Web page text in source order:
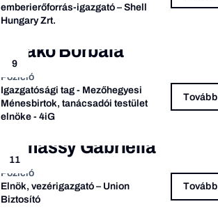
emberierőforrás-igazgató – Shell
Hungary Zrt.
9
Czakó Borbála
Pozíció
Igazgatósági tag - Mezőhegyesi
Ménesbirtok, tanácsadói testület
elnöke - 4iG
Tovább
11
Almássy Gabriella
Pozíció
Elnök, vezérigazgató – Union
Biztosító
Tovább